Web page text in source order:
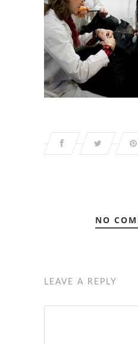
NO
LEAVE A REPLY